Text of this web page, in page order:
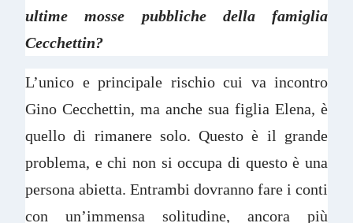
ultime mosse pubbliche della famiglia
Cecchettin?
L’unico e principale rischio cui va incontro
Gino Cecchettin, ma anche sua figlia Elena, è
quello di rimanere solo. Questo è il grande
problema, e chi non si occupa di questo è una
persona abietta. Entrambi dovranno fare i conti
con un’immensa solitudine, ancora più